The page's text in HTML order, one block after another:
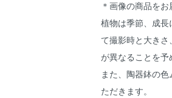
＊画像の商品をお
植物は季節、成
て撮影時と大き
が異なることを予
また、陶器鉢の
ただきます。